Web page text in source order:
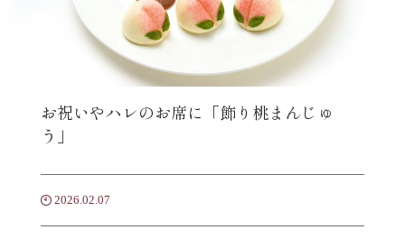
お祝いやハレのお席に「飾り桃まんじゅ
う」
2026.02.07